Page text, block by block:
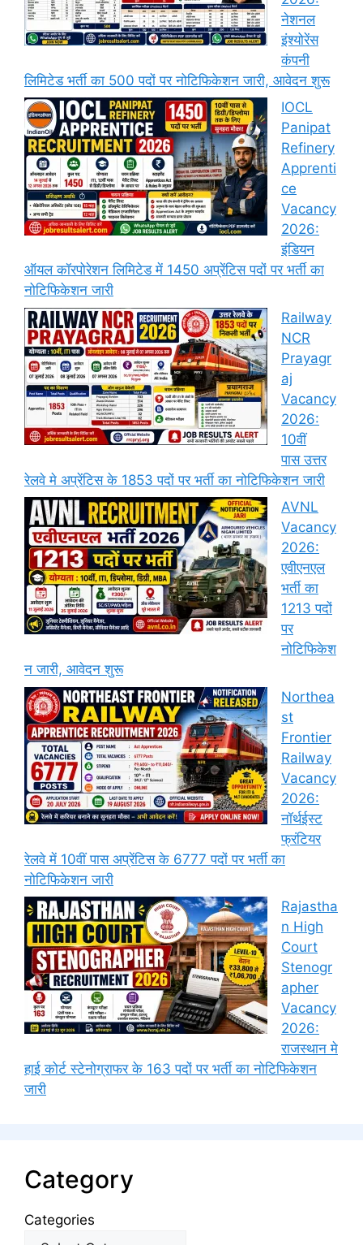
नेशनल
इंश्योरेंस
कंपनी
लिमिटेड भर्ती का 500 पदों पर नोटिफिकेशन जारी, आवेदन शुरू
IOCL
Panipat
Refinery
Apprenti
ce
Vacancy
2026:
इंडियन
ऑयल कॉरपोरेशन लिमिटेड में 1450 अप्रेंटिस पदों पर भर्ती का
नोटिफिकेशन जारी
Railway
NCR
Prayagr
aj
Vacancy
2026:
10वीं
पास उत्तर
रेलवे मे अप्रेंटिस के 1853 पदों पर भर्ती का नोटिफिकेशन जारी
AVNL
Vacancy
2026:
एवीएनएल
भर्ती का
1213 पदों
पर
नोटिफिकेश
न जारी, आवेदन शुरू
Northea
st
Frontier
Railway
Vacancy
2026:
नॉर्थईस्ट
फ्रंटियर
रेलवे में 10वीं पास अप्रेंटिस के 6777 पदों पर भर्ती का
नोटिफिकेशन जारी
Rajastha
n High
Court
Stenogr
apher
Vacancy
2026:
राजस्थान मे
हाई कोर्ट स्टेनोग्राफर के 163 पदों पर भर्ती का नोटिफिकेशन
जारी
Category
Categories